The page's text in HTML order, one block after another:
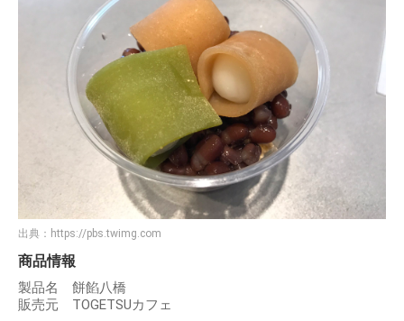
出典： https://pbs.twimg.com
商品情報
製品名 餅餡八橋
販売元 TOGETSUカフェ